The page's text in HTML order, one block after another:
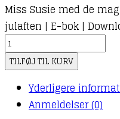
Miss Susie med de
julaften | E-bok |
TILFØJ TIL KURV
Yderligere
Anmeldelser (0)